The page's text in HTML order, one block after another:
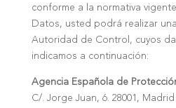
conforme a la normativa
Datos, usted podrá realizar
Autoridad de Control, cuyos
indicamos a continuación:
Agencia Española de
C/. Jorge Juan, 6. 28001,